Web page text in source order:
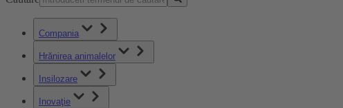
Compania
Hrănirea animalelor
Insilozare
Inovaţie